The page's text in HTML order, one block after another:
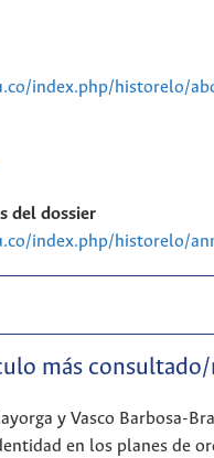
index.php/historelo/
del dossier
index.php/historelo/
más consultado/
y Vasco Barbosa-
en los planes de